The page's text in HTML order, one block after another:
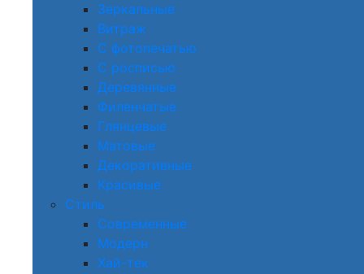
Зеркальные
Витраж
С фотопечатью
С росписью
Деревянные
Филенчатые
Глянцевые
Матовые
Декоративные
Красивые
Стиль
Современные
Модерн
Хай-тек